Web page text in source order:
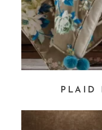
PLAID